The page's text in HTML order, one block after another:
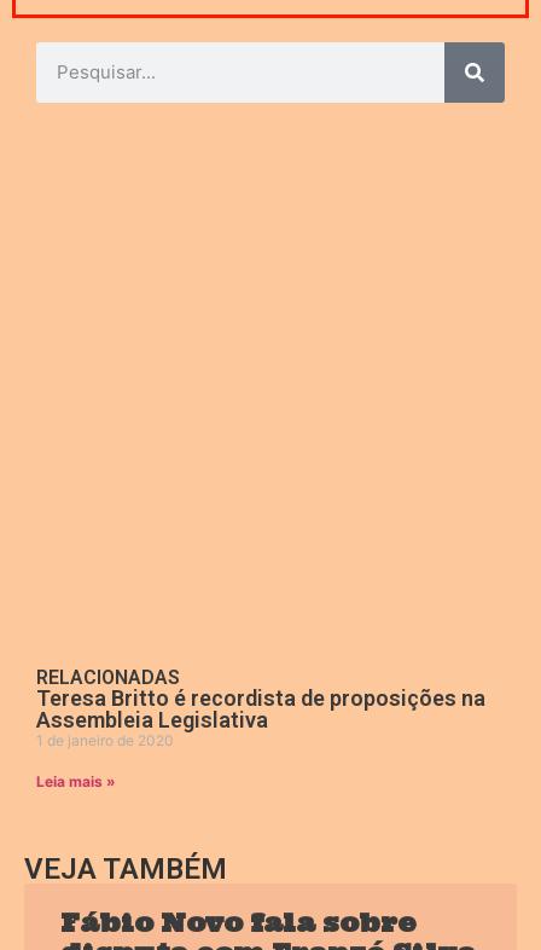
RELACIONADAS
Teresa Britto é recordista de proposições na
Assembleia Legislativa
1 de janeiro de 2020
Leia mais »
VEJA TAMBÉM
Fábio Novo fala sobre